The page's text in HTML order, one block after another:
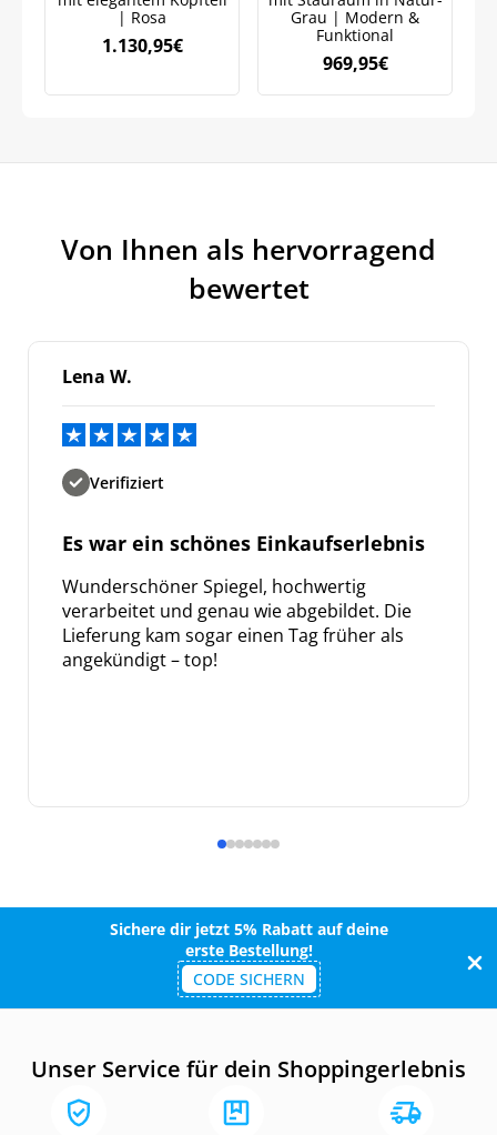
| Rosa
1.130,95€
Grau | Modern &
Funktional
969,95€
Von Ihnen als hervorragend
bewertet
Lena W.
Verifiziert
Es war ein schönes Einkaufserlebnis
Wunderschöner Spiegel, hochwertig
verarbeitet und genau wie abgebildet. Die
Lieferung kam sogar einen Tag früher als
angekündigt – top!
Sichere dir jetzt 5% Rabatt auf deine
erste Bestellung!
CODE SICHERN
Unser Service für dein Shoppingerlebnis
Marketingkommunikation verarbeiten. Lesen Sie unsere
Datenschutzrichtlinie.